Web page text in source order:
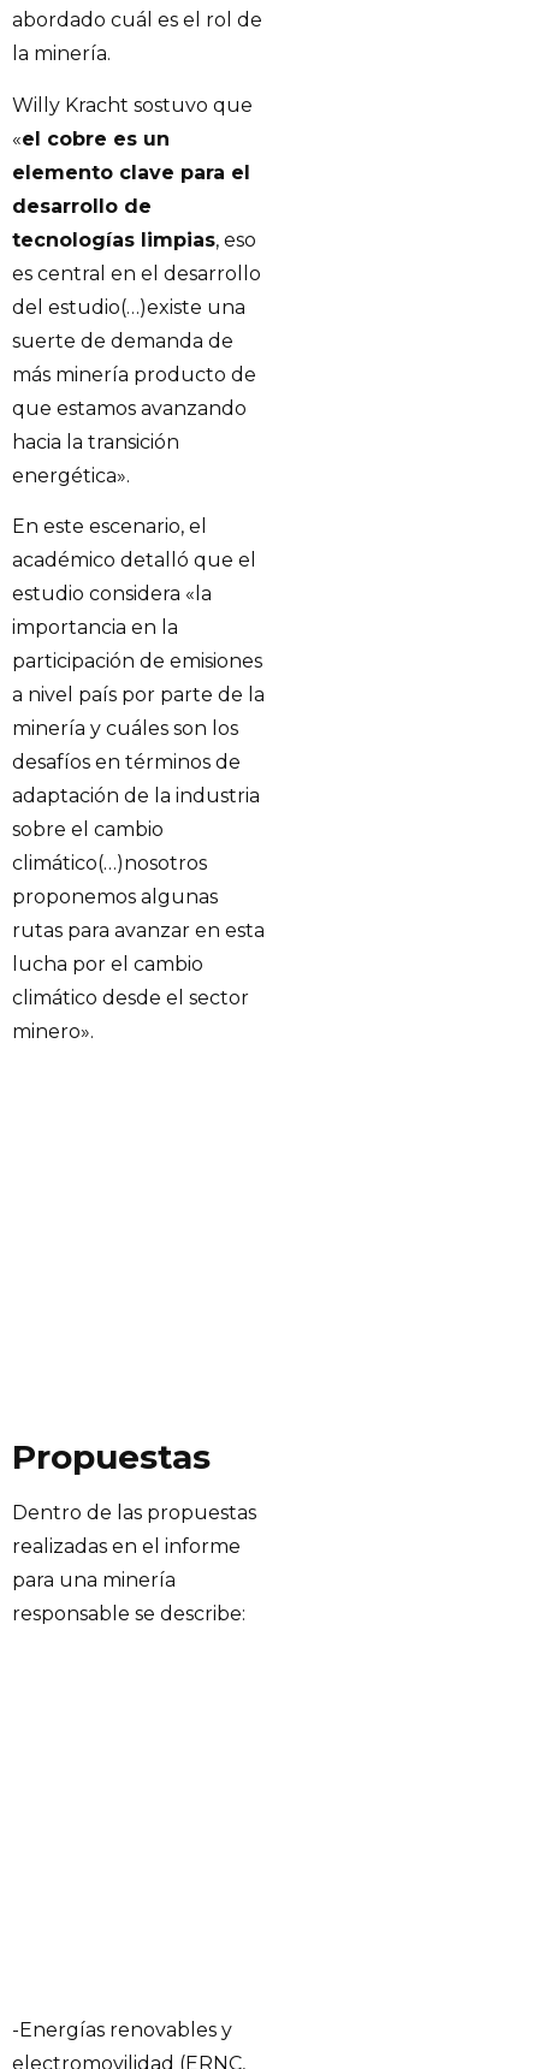
abordado cuál es el rol de
la minería.
Willy Kracht sostuvo que
«el cobre es un
elemento clave para el
desarrollo de
tecnologías limpias, eso
es central en el desarrollo
del estudio(…)existe una
suerte de demanda de
más minería producto de
que estamos avanzando
hacia la transición
energética».
En este escenario, el
académico detalló que el
estudio considera «la
importancia en la
participación de emisiones
a nivel país por parte de la
minería y cuáles son los
desafíos en términos de
adaptación de la industria
sobre el cambio
climático(…)nosotros
proponemos algunas
rutas para avanzar en esta
lucha por el cambio
climático desde el sector
minero».
Propuestas
Dentro de las propuestas
realizadas en el informe
para una minería
responsable se describe:
-Energías renovables y
electromovilidad (ERNC,